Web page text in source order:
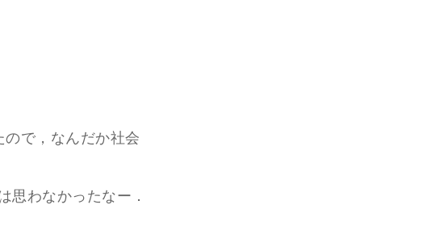
で，なんだか社会
思わなかったなー．